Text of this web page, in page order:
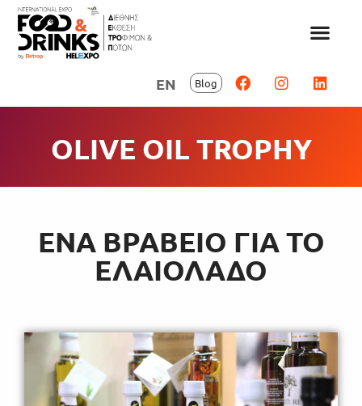
EN Blog
OLIVE OIL TROPHY
ENΑ ΒΡΑΒΕΙΟ ΓΙΑ ΤΟ
ΕΛΑΙΟΛΑΔΟ